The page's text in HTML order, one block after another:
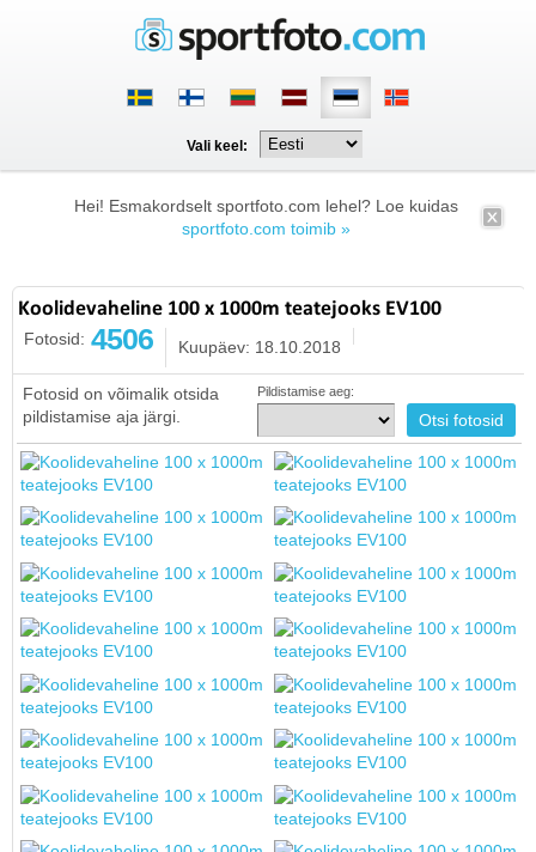
Vali keel:
Hei! Esmakordselt sportfoto.com lehel? Loe kuidas
sportfoto.com toimib »
Koolidevaheline 100 x 1000m teatejooks EV100
Fotosid: 4506 Kuupäev: 18.10.2018
Fotosid on võimalik otsida
pildistamise aja järgi.
Pildistamise aeg: